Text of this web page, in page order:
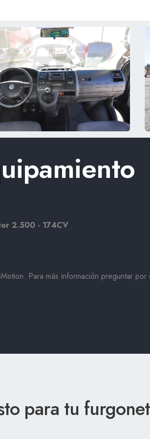
2.500 - 174CV
Para más información preguntar
para tu